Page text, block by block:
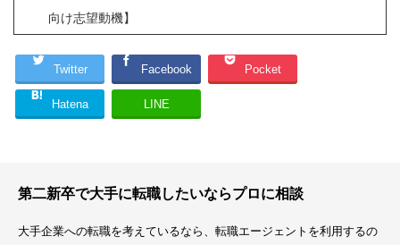
向け志望動機】
Twitter Facebook Pocket
Hatena LINE
第二新卒で大手に転職したいならプロに相談
大手企業への転職を考えているなら、転職エージェントを利用するの